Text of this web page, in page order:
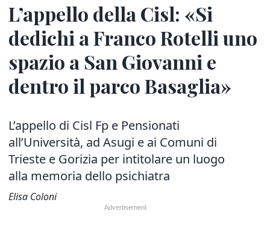
L’appello della Cisl: «Si
dedichi a Franco Rotelli uno
spazio a San Giovanni e
dentro il parco Basaglia»
L’appello di Cisl Fp e Pensionati
all’Università, ad Asugi e ai Comuni di
Trieste e Gorizia per intitolare un luogo
alla memoria dello psichiatra
Elisa Coloni